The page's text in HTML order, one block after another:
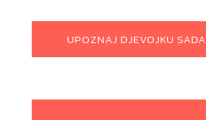
UPOZNAJ DJEVOJKU SADA